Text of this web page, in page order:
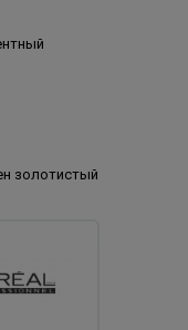
золотистый